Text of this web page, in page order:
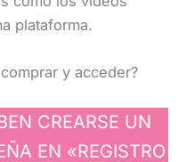
plataforma.
y acceder?
CREARSE UN
EN «REGISTRO